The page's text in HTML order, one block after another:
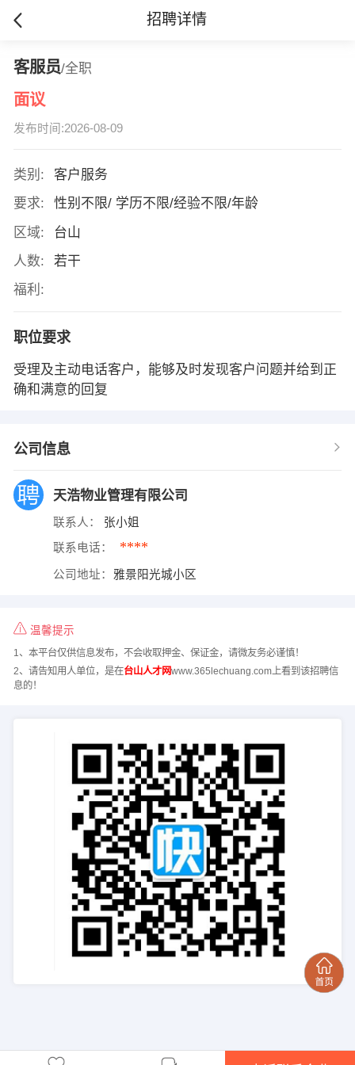
招聘详情
客服员/全职
面议
发布时间:2026-08-09
类别:
客户服务
要求:
性别不限/ 学历不限/经验不限/年龄
区域:
台山
人数:
若干
福利:
职位要求
受理及主动电话客户，能够及时发现客户问题并给到正
确和满意的回复
公司信息
天浩物业管理有限公司
联系人： 张小姐
联系电话： ****
公司地址： 雅景阳光城小区
温馨提示
1、本平台仅供信息发布，不会收取押金、保证金，请微友务必谨慎！
2、请告知用人单位，是在台山人才网www.365lechuang.com上看到该招聘信
息的！